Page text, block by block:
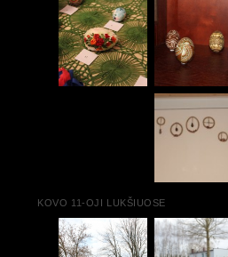
KOVO 11-OJI LUKŠIUOSE